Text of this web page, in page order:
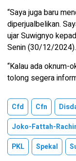
“Saya juga baru
diperjualbelikan.
ujar Suwignyo
Senin (30/12/2024).
“Kalau ada oknum-
tolong segera
Cfd Cfn
Joko-Fattah-
PKL
Spekal